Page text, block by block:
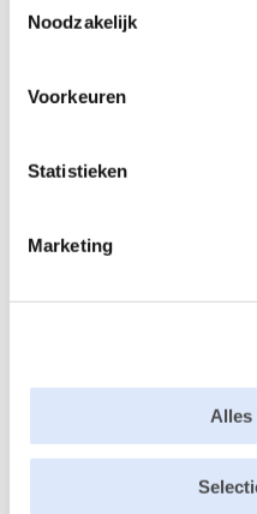
Noodzakelijk
Voorkeuren
Statistieken
Marketing
Alles
Mijn naam, e-mail en